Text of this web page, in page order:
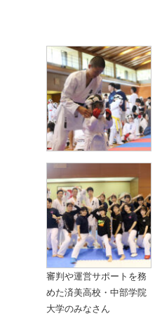
審判や運営サポートを務
めた済美高校・中部学院
大学のみなさん